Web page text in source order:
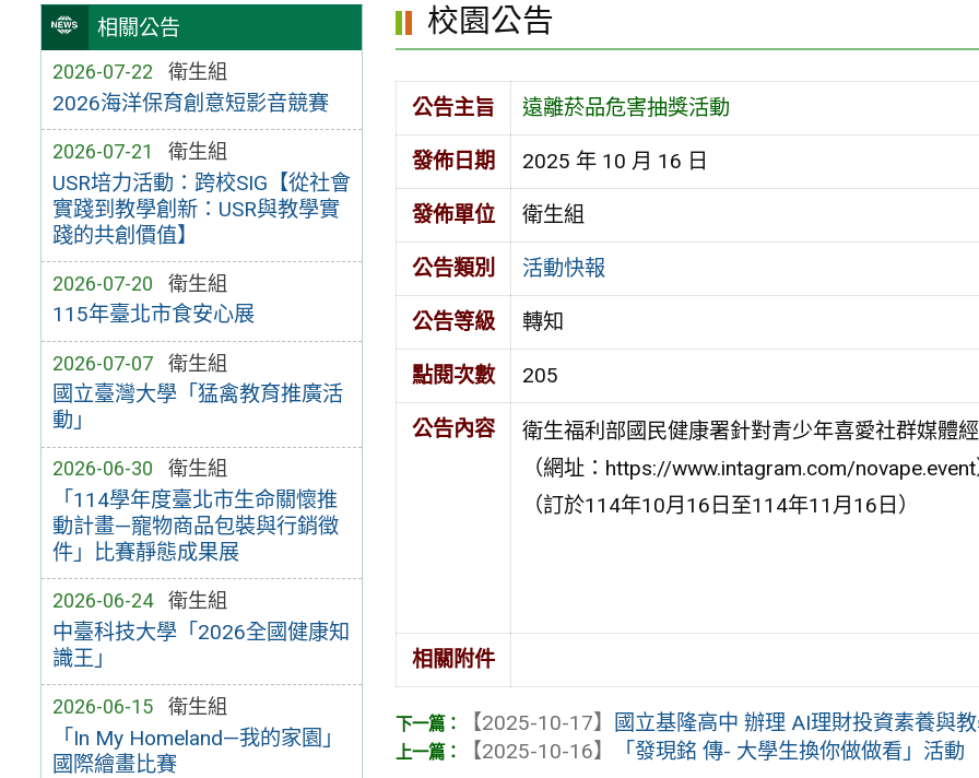
相關公告
2026-07-22 衛生組
2026海洋保育創意短影音競賽
2026-07-21 衛生組
USR培力活動：跨校SIG【從社會
實踐到教學創新：USR與教學實
踐的共創價值】
2026-07-20 衛生組
115年臺北市食安心展
2026-07-07 衛生組
國立臺灣大學「猛禽教育推廣活
動」
2026-06-30 衛生組
「114學年度臺北市生命關懷推
動計畫—寵物商品包裝與行銷徵
件」比賽靜態成果展
2026-06-24 衛生組
中臺科技大學「2026全國健康知
識王」
2026-06-15 衛生組
「In My Homeland—我的家園」
國際繪畫比賽
校園公告
公告主旨 遠離菸品危害抽獎活動
發佈日期 2025 年 10 月 16 日
發佈單位 衛生組
公告類別 活動快報
公告等級 轉知
點閱次數 205
公告內容
衛生福利部國民健康署針對青少年喜愛社群媒體
（網址：https://www.intagram.com/
（訂於114年10月16日至114年11月16日）
相關附件
【2025-10-17】
國立基隆高中 辦理 AI理財投資素養與
【2025-10-16】
「發現銘 傳- 大學生換你做做看」活動